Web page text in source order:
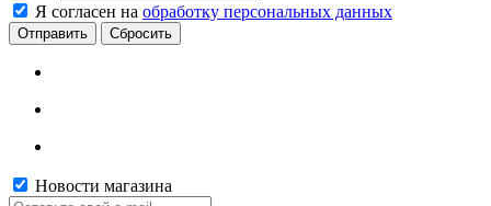
Я согласен на обработку персональных данных
Сбросить
Новости магазина